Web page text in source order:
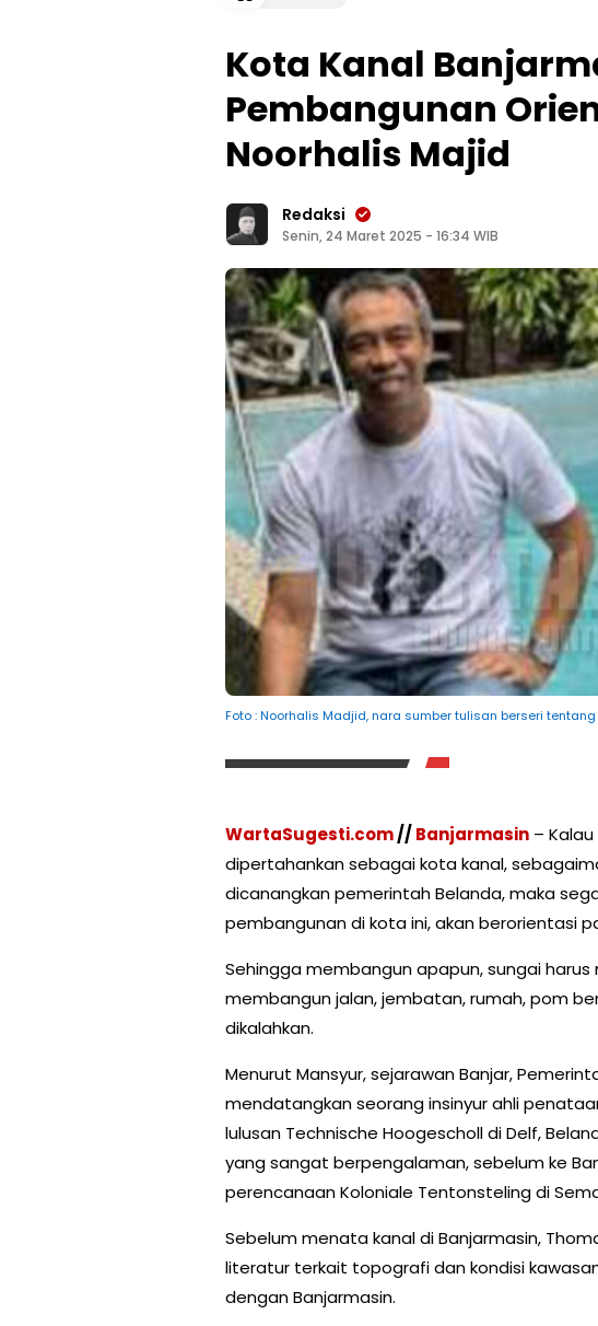
Kota Kanal
Pembangunan
Noorhalis Majid
Redaksi
Senin, 24 Maret 2025 - 16:34 WIB
Foto : Noorhalis Madjid, nara sumber tulisan berseri tentang
WartaSugesti.com//Banjarmasin –
dipertahankan sebagai kota kanal,
dicanangkan pemerintah Belanda, maka
pembangunan di kota ini, akan berorientasi
Sehingga membangun apapun, sungai
membangun jalan, jembatan, rumah, pom
dikalahkan.
Menurut Mansyur, sejarawan Banjar,
mendatangkan seorang insinyur ahli
lulusan Technische Hoogescholl di Delf,
yang sangat berpengalaman, sebelum ke
perencanaan Koloniale Tentonsteling di
Sebelum menata kanal di Banjarmasin,
literatur terkait topografi dan kondisi
dengan Banjarmasin.